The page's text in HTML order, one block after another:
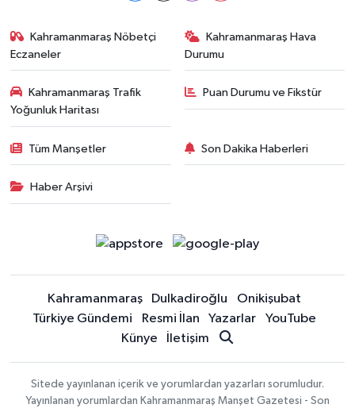
Kahramanmaraş Nöbetçi
Eczaneler
Kahramanmaraş Hava
Durumu
Kahramanmaraş Trafik
Yoğunluk Haritası
Puan Durumu ve Fikstür
Tüm Manşetler Son Dakika Haberleri
Haber Arşivi
Kahramanmaraş Dulkadiroğlu
Onikişubat
Türkiye Gündemi
Resmi İlan Yazarlar
YouTube
Künye
İletişim
Sitede yayınlanan içerik ve yorumlardan yazarları sorumludur.
Yayınlanan yorumlardan Kahramanmaraş Manşet Gazetesi - Son